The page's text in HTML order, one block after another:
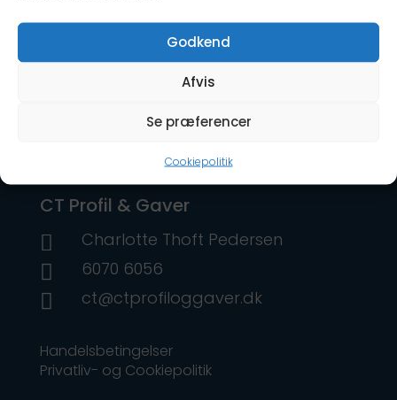
Godkend
Afvis
Se præferencer
Cookiepolitik
CT Profil & Gaver
 Charlotte Thoft Pedersen
 6070 6056
 ct@ctprofiloggaver.dk
Handelsbetingelser
Privatliv- og Cookiepolitik